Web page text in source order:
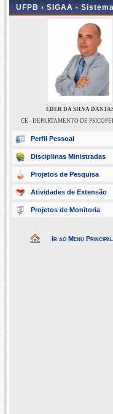
UFPB › SIGAA -
EDER DA SILVA
CE - DEPARTAMENTO DE
Perfil Pessoal
Disciplinas Ministradas
Projetos de Pesquisa
Atividades de Extensão
Projetos de Monitoria
Ir ao Menu Principal